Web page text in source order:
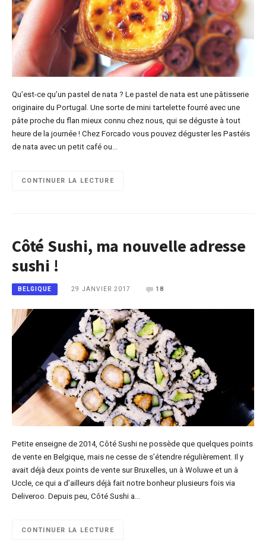
Qu’est-ce qu’un pastel de nata ? Le pastel de nata est une pâtisserie
originaire du Portugal. Une sorte de mini tartelette fourré avec une
pâte proche du flan mieux connu chez nous, qui se déguste à tout
heure de la journée ! Chez Forcado vous pouvez déguster les Pastéis
de nata avec un petit café ou…
CONTINUER LA LECTURE
Côté Sushi, ma nouvelle adresse
sushi !
BELGIQUE 29 JANVIER 2017 18
Petite enseigne de 2014, Côté Sushi ne possède que quelques points
de vente en Belgique, mais ne cesse de s’étendre régulièrement. Il y
avait déjà deux points de vente sur Bruxelles, un à Woluwe et un à
Uccle, ce qui a d’ailleurs déjà fait notre bonheur plusieurs fois via
Deliveroo. Depuis peu, Côté Sushi a…
CONTINUER LA LECTURE